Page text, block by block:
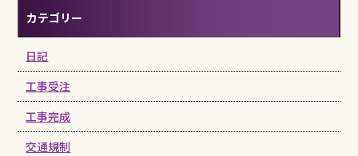
カテゴリー
日記
工事受注
工事完成
交通規制